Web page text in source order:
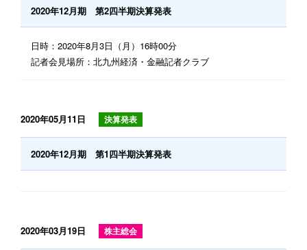
2020年12月期 第2四半期決算発表
日時：2020年8月3日（月）16時00分
記者会見場所：北九州経済・金融記者クラブ
2020年05月11日 決算発表
2020年12月期 第1四半期決算発表
2020年03月19日 株主総会